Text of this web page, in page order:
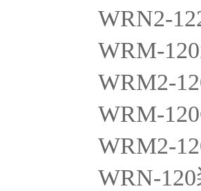
WRN2-
WRM-120
WRM2-
WRM-
WRM2-
WRN-120